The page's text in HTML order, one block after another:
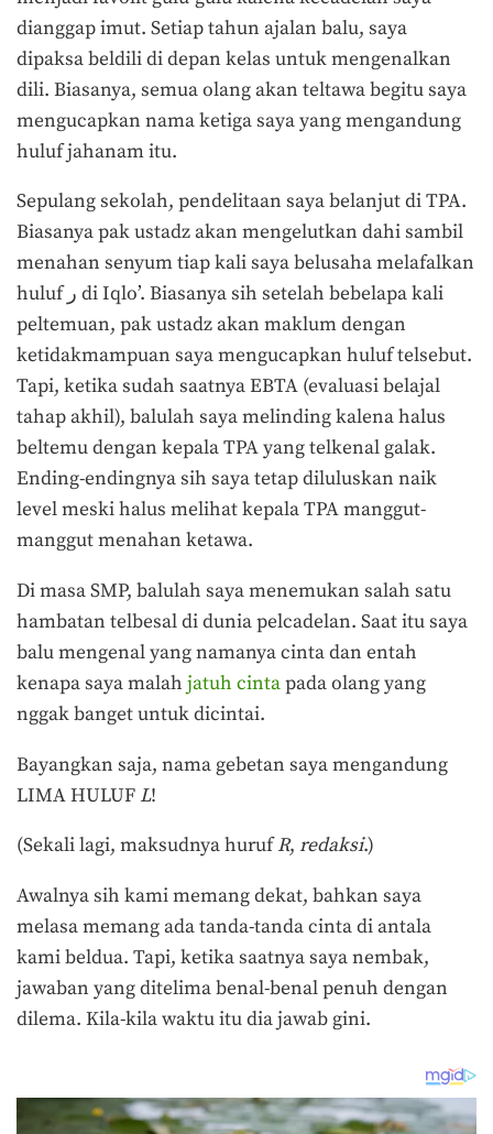
dianggap imut. Setiap tahun ajalan balu, saya
dipaksa beldili di depan kelas untuk mengenalkan
dili. Biasanya, semua olang akan teltawa begitu saya
mengucapkan nama ketiga saya yang mengandung
huluf jahanam itu.
Sepulang sekolah, pendelitaan saya belanjut di TPA.
Biasanya pak ustadz akan mengelutkan dahi sambil
menahan senyum tiap kali saya belusaha melafalkan
huluf ر di Iqlo’. Biasanya sih setelah bebelapa kali
peltemuan, pak ustadz akan maklum dengan
ketidakmampuan saya mengucapkan huluf telsebut.
Tapi, ketika sudah saatnya EBTA (evaluasi belajal
tahap akhil), balulah saya melinding kalena halus
beltemu dengan kepala TPA yang telkenal galak.
Ending-endingnya sih saya tetap diluluskan naik
level meski halus melihat kepala TPA manggut-
manggut menahan ketawa.
Di masa SMP, balulah saya menemukan salah satu
hambatan telbesal di dunia pelcadelan. Saat itu saya
balu mengenal yang namanya cinta dan entah
kenapa saya malah jatuh cintapada olang yang
nggak banget untuk dicintai.
Bayangkan saja, nama gebetan saya mengandung
LIMA HULUF L!
(Sekali lagi, maksudnya hurufR, redaksi.)
Awalnya sih kami memang dekat, bahkan saya
melasa memang ada tanda-tanda cinta di antala
kami beldua. Tapi, ketika saatnya saya nembak,
jawaban yang ditelima benal-benal penuh dengan
dilema. Kila-kila waktu itu dia jawab gini.